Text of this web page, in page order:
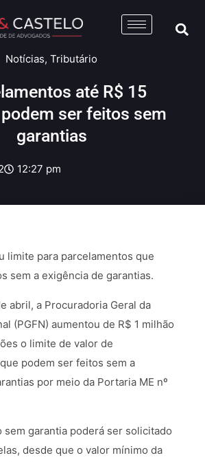
Notícias, Tributário
até R$ 15
ser feitos sem
garantias
12:27 pm
limite para parcelamentos que
sem a exigência de garantias.
abril, a Procuradoria Geral da
(PGFN) aumentou de R$ 1 milhão
o limite de valor de
podem ser feitos sem a
por meio da Portaria ME nº
sem garantia poderá ser solicitado
desde que o valor mínimo da